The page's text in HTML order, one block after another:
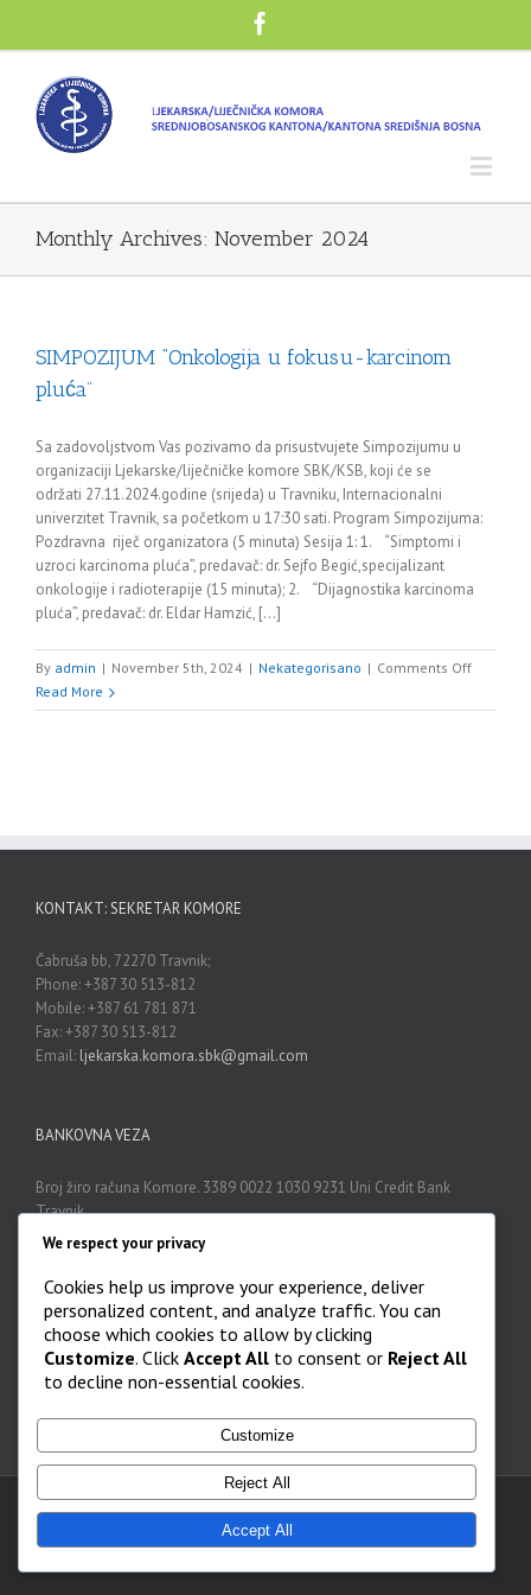
Monthly Archives: November 2024
SIMPOZIJUM “Onkologija u fokusu-karcinom
pluća”
Sa zadovoljstvom Vas pozivamo da prisustvujete Simpozijumu u
organizaciji Ljekarske/liječničke komore SBK/KSB, koji će se
održati 27.11.2024.godine (srijeda) u Travniku, Internacionalni
univerzitet Travnik, sa početkom u 17:30 sati. Program Simpozijuma:
Pozdravna riječ organizatora (5 minuta) Sesija 1: 1. “Simptomi i
uzroci karcinoma pluća”, predavač: dr. Sejfo Begić,specijalizant
onkologije i radioterapije (15 minuta); 2. “Dijagnostika karcinoma
pluća”, predavač: dr. Eldar Hamzić, [...]
By admin | November 5th, 2024 | Nekategorisano | Comments Offon
Read More
KONTAKT: SEKRETAR KOMORE
Čabruša bb, 72270 Travnik;
Phone: +387 30 513-812
Mobile: +387 61 781 871
Fax: +387 30 513-812
Email: ljekarska.komora.sbk@gmail.com
BANKOVNA VEZA
Broj žiro računa Komore. 3389 0022 1030 9231 Uni Credit Bank
Travnik
ARHIVA
Arhiva
Lječnička / Liječnička komora SBK - KSB |
We respect your privacy
Cookies help us improve your experience, deliver
personalized content, and analyze traffic. You can
choose which cookies to allow by clicking
Customize. Click Accept All to consent or Reject All
to decline non-essential cookies.
Customize
Reject All
Accept All